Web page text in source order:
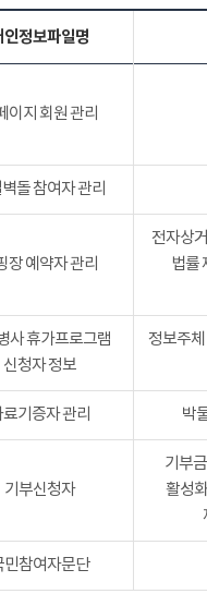
인정보파일명
이지 회원 관리
돌 참여자 관리
장 예약자 관리
전자상
법률
사 휴가프로그램
신청자 정보
정보주
기증자 관리 박
기부신청자
기부
활성
민참여자문단